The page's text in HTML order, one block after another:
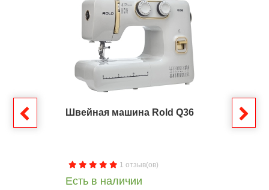
Швейная машина Rold Q36
1 отзыв(ов)
Есть в наличии